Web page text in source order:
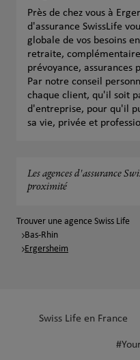
Près de chez vous à
d'assurance SwissLife
globale de vos besoins
retraite,
prévoyance, assurances
Par notre conseil
chaque client, qu'il soit
d'entreprise, pour qu'il
sa vie, privée et
Les agences d'assurance
proximité
Trouver une agence Swiss Life
Bas-Rhin
Ergersheim
Swiss Life en France